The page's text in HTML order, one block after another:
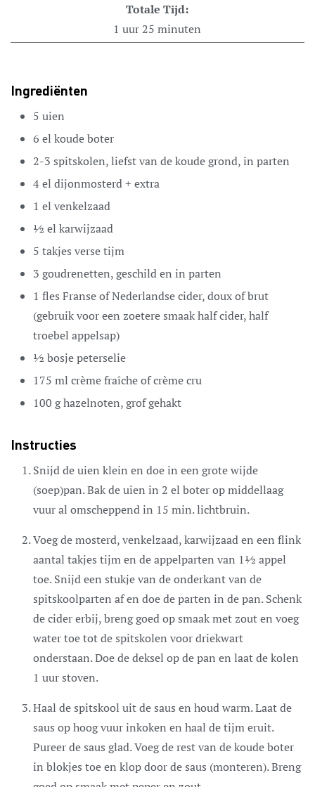
Totale Tijd:
1 uur 25 minuten
Ingrediënten
5 uien
6 el koude boter
2-3 spitskolen,liefst van de koude grond, in parten
4el dijonmosterd + extra
1 el venkelzaad
½ el karwijzaad
5 takjes verse tijm
3 goudrenetten,geschild en in parten
1 fles Franse of Nederlandse cider,doux of brut
(gebruik voor een zoetere smaak half cider, half
troebel appelsap)
½ bosje peterselie
175 ml crème fraîche of crème cru
100 ghazelnoten,grof gehakt
Instructies
Snijd de uien klein en doe in een grote wijde
(soep)pan. Bak de uien in 2 el boter op middellaag
vuur al omscheppend in 15 min. lichtbruin.
Voeg de mosterd, venkelzaad, karwijzaad en een flink
aantal takjes tijm en de appelparten van 1½ appel
toe. Snijd een stukje van de onderkant van de
spitskoolparten af en doe de parten in de pan. Schenk
de cider erbij, breng goed op smaak met zout en voeg
water toe tot de spitskolen voor driekwart
onderstaan. Doe de deksel op de pan en laat de kolen
1 uur stoven.
Haal de spitskool uit de saus en houd warm. Laat de
saus op hoog vuur inkoken en haal de tijm eruit.
Pureer de saus glad. Voeg de rest van de koude boter
in blokjes toe en klop door de saus (monteren). Breng